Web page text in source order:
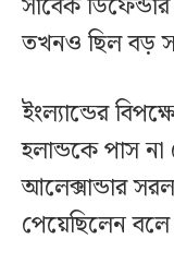
তখনও ছিল বড়
ইংল্যান্ডের
হলান্ডকে পাস
আলেক্সান্ডার
পেয়েছিলেন